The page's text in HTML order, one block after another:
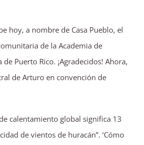
hoy, a nombre de Casa Pueblo, el
de la Academia de
Puerto Rico. ¡Agradecidos! Ahora,
de Arturo en convención de
calentamiento global significa 13
de vientos de huracán”. ‘Cómo